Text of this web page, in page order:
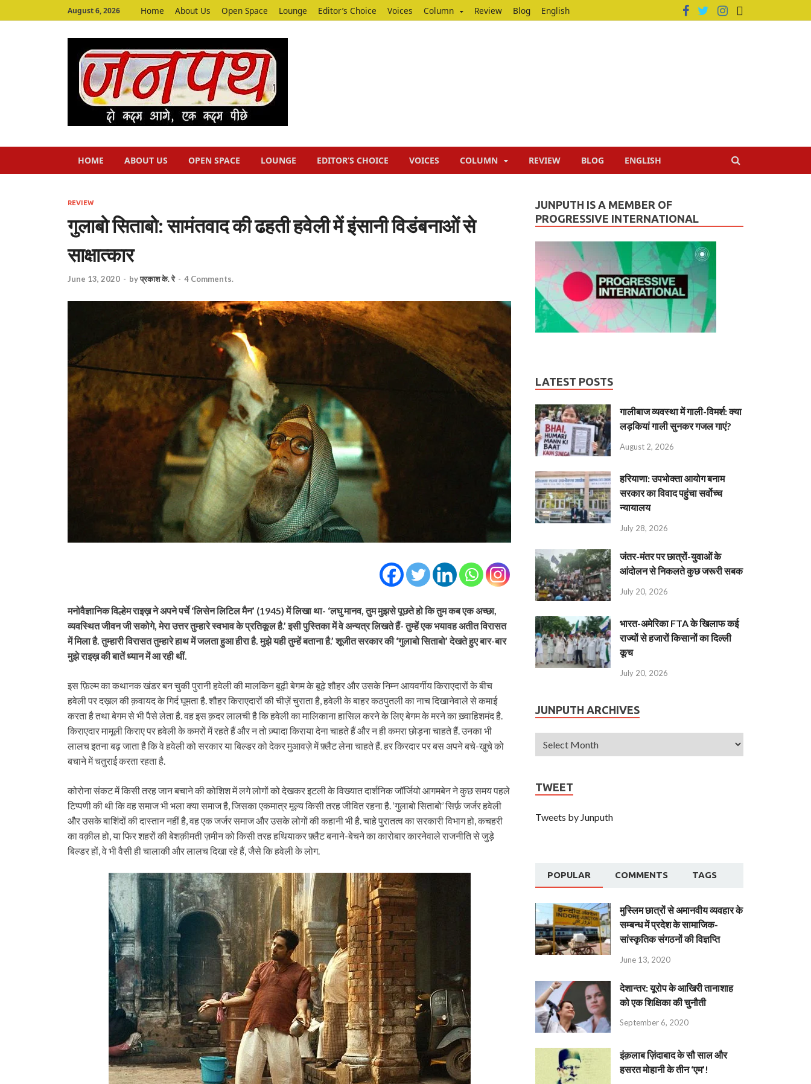
August 6, 2026 Home About Us Open Space Lounge Editor’s Choice Voices Column Review Blog English
HOME ABOUT US OPEN SPACE LOUNGE EDITOR’S CHOICE VOICES COLUMN REVIEW BLOG ENGLISH
REVIEW
गुलाबो सिताबो: सामंतवाद की ढहती हवेली में इंसानी विडंबनाओं से
साक्षात्कार
June 13, 2020 - byप्रकाश के. रे - 4 Comments.
मनोवैज्ञानिक विल्हेम राइख़ ने अपने पर्चे ‘लिसेन लिटिल मैन’ (1945) में लिखा था- ‘लघु मानव, तुम मुझसे पूछते हो कि तुम कब एक अच्छा,
व्यवस्थित जीवन जी सकोगे, मेरा उत्तर तुम्हारे स्वभाव के प्रतिकूल है.’ इसी पुस्तिका में वे अन्यत्र लिखते हैं- तुम्हें एक भयावह अतीत विरासत
में मिला है. तुम्हारी विरासत तुम्हारे हाथ में जलता हुआ हीरा है. मुझे यही तुम्हें बताना है.’ शूजीत सरकार की ‘गुलाबो सिताबो’ देखते हुए बार-बार
मुझे राइख़ की बातें ध्यान में आ रही थीं.
इस फ़िल्म का कथानक खंडर बन चुकी पुरानी हवेली की मालकिन बूढ़ी बेगम के बूढ़े शौहर और उसके निम्न आयवर्गीय किराएदारों के बीच
हवेली पर दख़ल की क़वायद के गिर्द घूमता है. शौहर किराएदारों की चीज़ें चुराता है, हवेली के बाहर कठपुतली का नाच दिखानेवाले से कमाई
करता है तथा बेगम से भी पैसे लेता है. वह इस क़दर लालची है कि हवेली का मालिकाना हासिल करने के लिए बेगम के मरने का ख़्वाहिशमंद है.
किराएदार मामूली किराए पर हवेली के कमरों में रहते हैं और न तो ज़्यादा किराया देना चाहते हैं और न ही कमरा छोड़ना चाहते हैं. उनका भी
लालच इतना बढ़ जाता है कि वे हवेली को सरकार या बिल्डर को देकर मुआवज़े में फ़्लैट लेना चाहते हैं. हर किरदार पर बस अपने बचे-खुचे को
बचाने में चतुराई करता रहता है.
कोरोना संकट में किसी तरह जान बचाने की कोशिश में लगे लोगों को देखकर इटली के विख्यात दार्शनिक जॉर्जियो आगमबेन ने कुछ समय पहले
टिप्पणी की थी कि वह समाज भी भला क्या समाज है, जिसका एकमात्र मूल्य किसी तरह जीवित रहना है. ‘गुलाबो सिताबो’ सिर्फ़ जर्जर हवेली
और उसके बाशिंदों की दास्तान नहीं है, वह एक जर्जर समाज और उसके लोगों की कहानी भी है. चाहे पुरातत्व का सरकारी विभाग हो, कचहरी
का वक़ील हो, या फिर शहरों की बेशक़ीमती ज़मीन को किसी तरह हथियाकर फ़्लैट बनाने-बेचने का कारोबार कारनेवाले राजनीति से जुड़े
बिल्डर हों, वे भी वैसी ही चालाकी और लालच दिखा रहे हैं, जैसे कि हवेली के लोग.
JUNPUTH IS A MEMBER OF
PROGRESSIVE INTERNATIONAL
LATEST POSTS
गालीबाज व्‍यवस्‍था में गाली-विमर्श: क्या
लड़कियां गाली सुनकर गजल गाएं?
August 2, 2026
हरियाणा: उपभोक्ता आयोग बनाम
सरकार का विवाद पहुंचा सर्वोच्च
न्यायालय
July 28, 2026
जंतर-मंतर पर छात्रों-युवाओं के
आंदोलन से निकलते कुछ जरूरी सबक
July 20, 2026
भारत-अमेरिका FTA के खिलाफ कई
राज्यों से हजारों किसानों का दिल्ली
कूच
July 20, 2026
JUNPUTH ARCHIVES
TWEET
Tweets by Junputh
POPULAR COMMENTS TAGS
मुस्लिम छात्रों से अमानवीय व्यवहार के
सम्बन्ध में प्रदेश के सामाजिक-
सांस्कृतिक संगठनों की विज्ञप्ति
June 13, 2020
देशान्‍तर: यूरोप के आखिरी तानाशाह
को एक शिक्षिका की चुनौती
September 6, 2020
इंक़लाब ज़िंदाबाद के सौ साल और
हसरत मोहानी के तीन ‘एम’!